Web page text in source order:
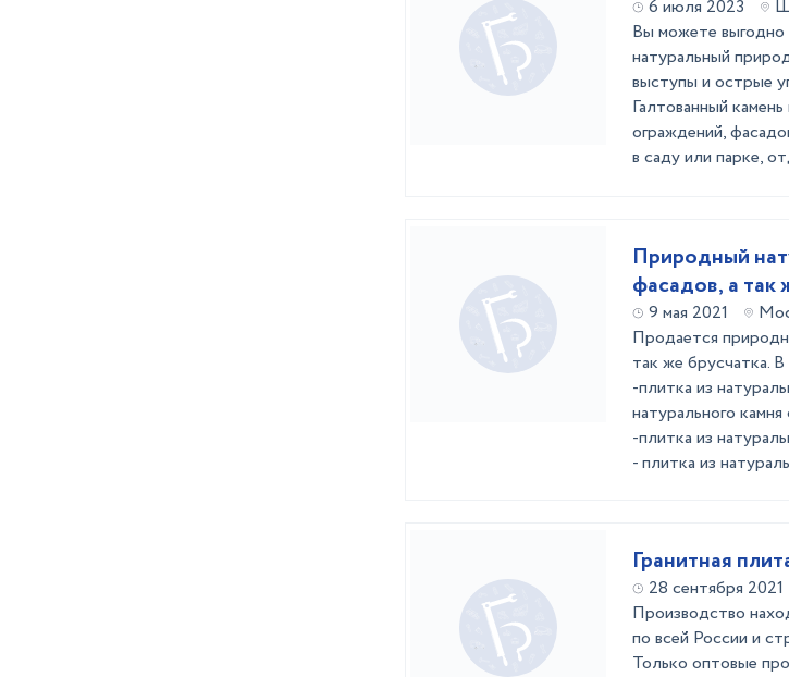
6 июля 2023
Вы можете выгодно
натуральный
выступы и острые
Галтованный
ограждений,
в саду или парке,
Природный
фасадов, а так
9 мая 2021
Продается
так же брусчатка.
-плитка из
натурального
-плитка из
- плитка из
Гранитная
28 сентября 2021
Производство
по всей России и
Только оптовые